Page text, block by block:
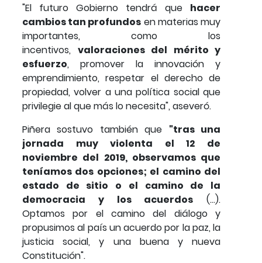
"El futuro Gobierno tendrá que hacer
cambios tan profundos en materias muy
importantes, como los
incentivos, valoraciones del mérito y
esfuerzo, promover la innovación y
emprendimiento, respetar el derecho de
propiedad, volver a una política social que
privilegie al que más lo necesita", aseveró.
Piñera sostuvo también que "tras una
jornada muy violenta el 12 de
noviembre del 2019, observamos que
teníamos dos opciones; el camino del
estado de sitio o el camino de la
democracia y los acuerdos (...).
Optamos por el camino del diálogo y
propusimos al país un acuerdo por la paz, la
justicia social, y una buena y nueva
Constitución".